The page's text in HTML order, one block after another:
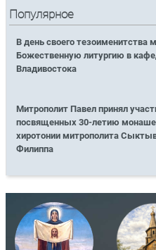
Популярное
В день своего тезоименитства
Божественную литургию в
Владивостока
Митрополит Павел принял
посвященных 30-летию
хиротонии митрополита
Филиппа